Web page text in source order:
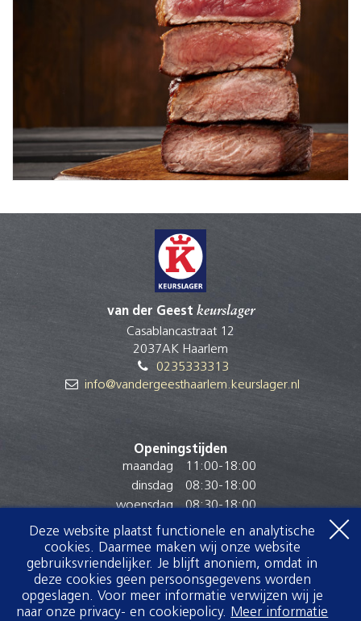
van der Geest keurslager
Casablancastraat 12
2037AK Haarlem
0235333313
info@vandergeesthaarlem.keurslager.nl
Openingstijden
maandag
11:00-18:00
dinsdag
08:30-18:00
woensdag
08:30-18:00
donderdag
08:30
vrijdag
08:00 -18:00
zaterdag
08:00-17:00
zondag
Gesloten
Deze website plaatst functionele en analytische
cookies. Daarmee maken wij onze website
gebruiksvriendelijker. Je blijft anoniem, omdat in
deze cookies geen persoonsgegevens worden
opgeslagen. Voor meer informatie verwijzen wij je
naar onze privacy- en cookiepolicy. Meer informatie